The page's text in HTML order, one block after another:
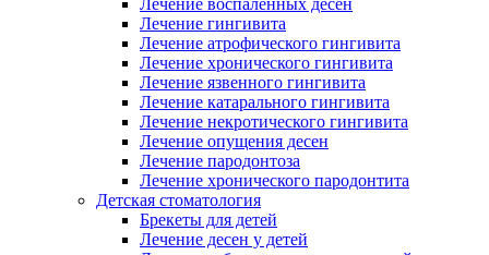
Лечение воспаленных десен
Лечение гингивита
Лечение атрофического гингивита
Лечение хронического гингивита
Лечение язвенного гингивита
Лечение катарального гингивита
Лечение некротического гингивита
Лечение опущения десен
Лечение пародонтоза
Лечение хронического пародонтита
Детская стоматология
Брекеты для детей
Лечение десен у детей